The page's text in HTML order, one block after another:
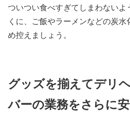
ついつい食べすぎてしまわないよ
くに、ご飯やラーメンなどの炭
め控えましょう。
グッズを揃えてデリ
バーの業務をさらに